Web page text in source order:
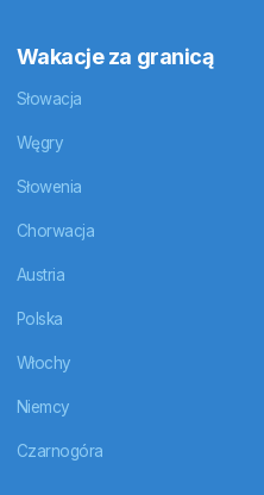
Wakacje za granicą
Słowacja
Węgry
Słowenia
Chorwacja
Austria
Polska
Włochy
Niemcy
Czarnogóra